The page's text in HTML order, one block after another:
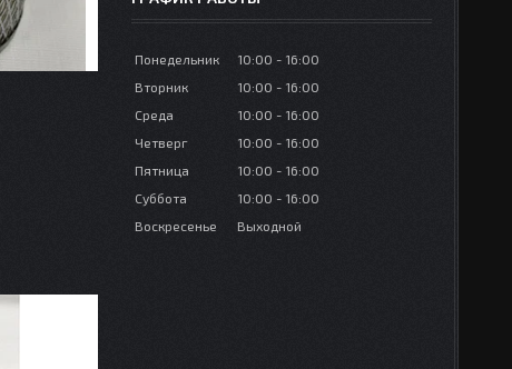
Понедельник 10:00
16:00
Вторник
10:00
16:00
Среда
10:00
16:00
Четверг
10:00
16:00
Пятница
10:00
16:00
Суббота
10:00
16:00
Воскресенье
Выходной